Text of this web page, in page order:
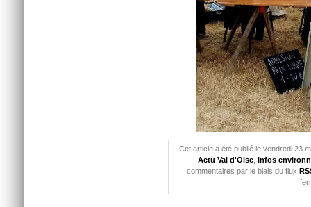
Cet article a été publié le vendredi 23
Actu Val d'Oise, Infos
commentaires par le biais du flux